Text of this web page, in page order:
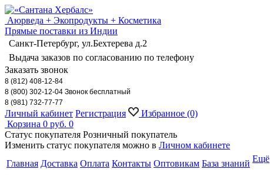
Аюрведа + Экопродукты + Косметика
Прямые поставки из Индии
Санкт-Петербург, ул.Бехтерева д.2
Выдача заказов по согласованию по телефону
Заказать звонок
8 (812) 408-12-84
8 (800) 302-12-04 Звонок бесплатный
8 (981) 732-77-77
Личный кабинет Регистрация Избранное (0)
Корзина 0 руб. 0
Статус покупателя Розничный покупатель
Изменить статус покупателя можно в Личном кабинете
Главная Доставка Оплата Контакты Оптовикам База знаний Ещё